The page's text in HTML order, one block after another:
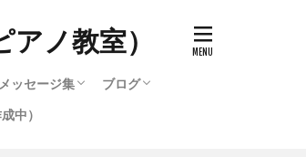
ノ教室）
の変化
うのか
攻略法
奏法
法（作
ッセージ集
メッセージ集
ジ集のバックナンバー（1996〜
ブログ
中）